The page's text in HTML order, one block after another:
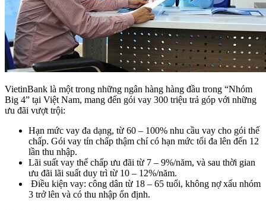
VietinBank là một trong những ngân hàng hàng đầu trong “Nhóm
Big 4” tại Việt Nam, mang đến gói vay 300 triệu trả góp với những
ưu đãi vượt trội:
Hạn mức vay đa dạng, từ 60 – 100% nhu cầu vay cho gói thế
chấp. Gói vay tín chấp thậm chí có hạn mức tối đa lên đến 12
lần thu nhập.
Lãi suất vay thế chấp ưu đãi từ 7 – 9%/năm, và sau thời gian
ưu đãi lãi suất duy trì từ 10 – 12%/năm.
Điều kiện vay: công dân từ 18 – 65 tuổi, không nợ xấu nhóm
3 trở lên và có thu nhập ổn định.